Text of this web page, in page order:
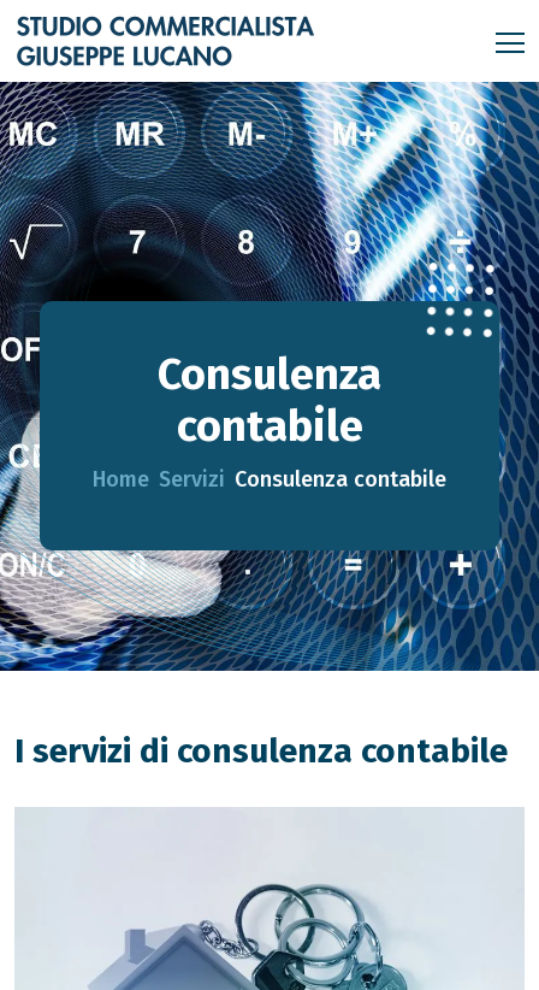
Consulenza
contabile
Home Servizi Consulenza contabile
I servizi di consulenza contabile